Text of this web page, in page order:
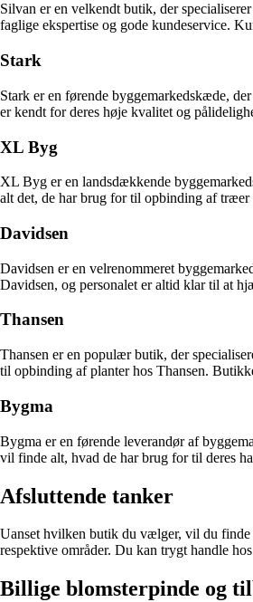
Silvan er en velkendt butik, der
faglige ekspertise og gode kundeservice.
Stark
Stark er en førende byggemarkedskæde,
er kendt for deres høje kvalitet og
XL Byg
XL Byg er en landsdækkende
alt det, de har brug for til opbinding af
Davidsen
Davidsen er en velrenommeret
Davidsen, og personalet er altid klar til at
Thansen
Thansen er en populær butik, der
til opbinding af planter hos Thansen.
Bygma
Bygma er en førende leverandør af
vil finde alt, hvad de har brug for til deres
Afsluttende tanker
Uanset hvilken butik du vælger, vil du finde
respektive områder. Du kan trygt handle
Billige blomsterpinde og